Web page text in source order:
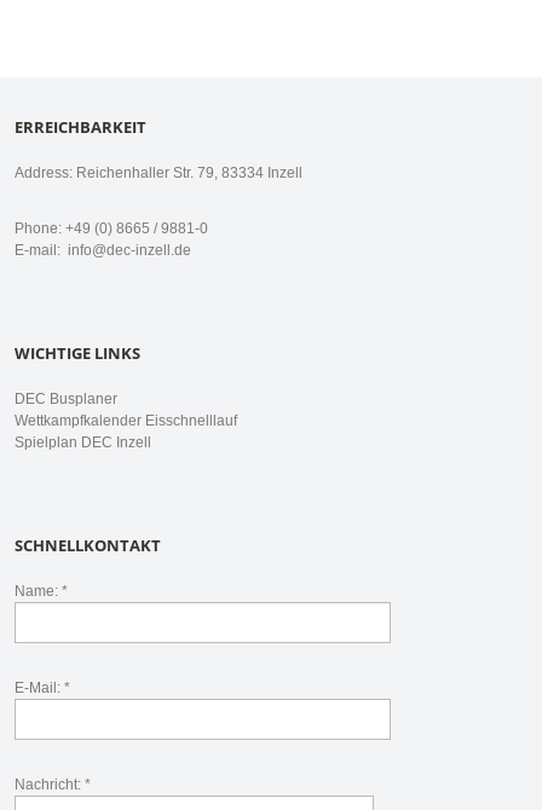
ERREICHBARKEIT
Address: Reichenhaller Str. 79, 83334 Inzell
Phone: +49 (0) 8665 / 9881-0
E-mail: info@dec-inzell.de
WICHTIGE LINKS
DEC Busplaner
Wettkampfkalender Eisschnelllauf
Spielplan DEC Inzell
SCHNELLKONTAKT
Name: *
E-Mail: *
Nachricht: *